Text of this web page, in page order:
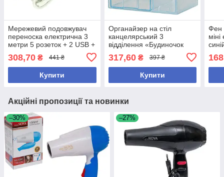
Мережевий подовжувач
переноска електрична 3
метри 5 розеток + 2 USB +
1 Type-C із заземленням і
вимикачем
308,70 ₴ 441 ₴
Купити
Органайзер на стіл
канцелярський 3
відділення «Будиночок
15,5х10,3х14,7см
317,60₴ 397 ₴
Купити
Фен
168
Акційні пропозиції та новинки
–30% –27%